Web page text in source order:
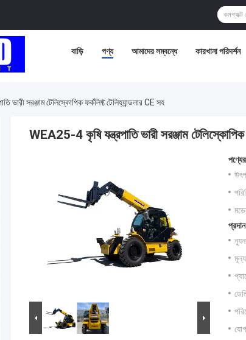
বাড়ি পণ্য আমাদের সম্বন্ধে কারখানা পরিদর্শন
ভারী সরঞ্জাম টেলিস্কোপিক ফর্কলিফ্ট টেলিহ্যান্ডলার CE সহ
WEA25-4 কৃষি যন্ত্রপাতি ভারী সরঞ্জাম টেলিস্কোপিক